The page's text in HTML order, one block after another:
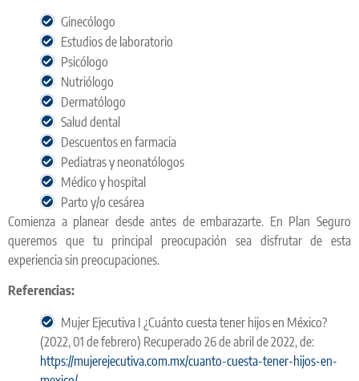
Ginecólogo
Estudios de laboratorio
Psicólogo
Nutriólogo
Dermatólogo
Salud dental
Descuentos en farmacia
Pediatras y neonatólogos
Médico y hospital
Parto y/o cesárea
Comienza a planear desde antes de embarazarte. En Plan Seguro
queremos que tu principal preocupación sea disfrutar de esta
experiencia sin preocupaciones.
Referencias:
Mujer Ejecutiva I ¿Cuánto cuesta tener hijos en México?
(2022, 01 de febrero) Recuperado 26 de abril de 2022, de:
https://mujerejecutiva.com.mx/cuanto-cuesta-tener-hijos-en-